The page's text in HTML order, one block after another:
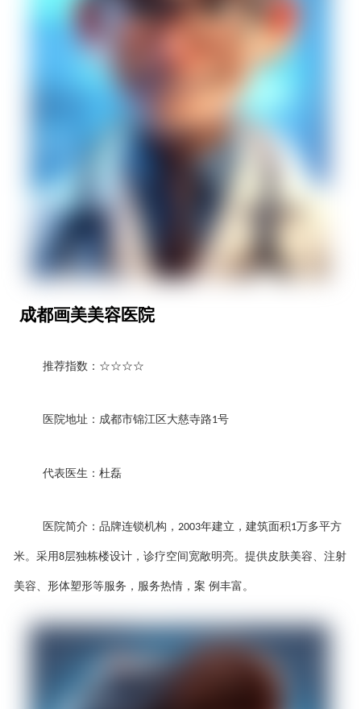
成都画美美容医院
推荐指数： ☆☆☆☆
医院地址：成都市锦江区大慈寺路1号
代表医生：杜磊
医院简介：品牌连锁机构， 2003年建立，建筑面积1万多平方
米。采用8层独栋楼设计，诊疗空间宽敞明亮。提供皮肤美容、注射
美容、形体塑形等服务，服务热情，案 例 丰富。